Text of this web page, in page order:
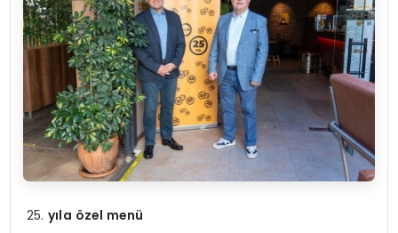
yıla özel menü